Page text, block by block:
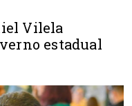
Vilela
estadual